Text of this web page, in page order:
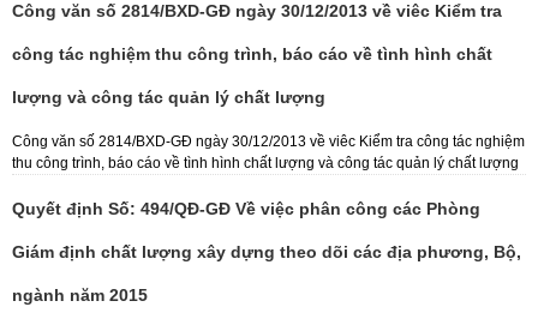
Công văn số 2814/BXD-GĐ ngày 30/12/2013 về viêc Kiểm tra
công tác nghiệm thu công trình, báo cáo về tình hình chất
lượng và công tác quản lý chất lượng
Công văn số 2814/BXD-GĐ ngày 30/12/2013 về viêc Kiểm tra công tác nghiệm
thu công trình, báo cáo về tình hình chất lượng và công tác quản lý chất lượng
Quyết định Số: 494/QĐ-GĐ Về việc phân công các Phòng
Giám định chất lượng xây dựng theo dõi các địa phương, Bộ,
ngành năm 2015